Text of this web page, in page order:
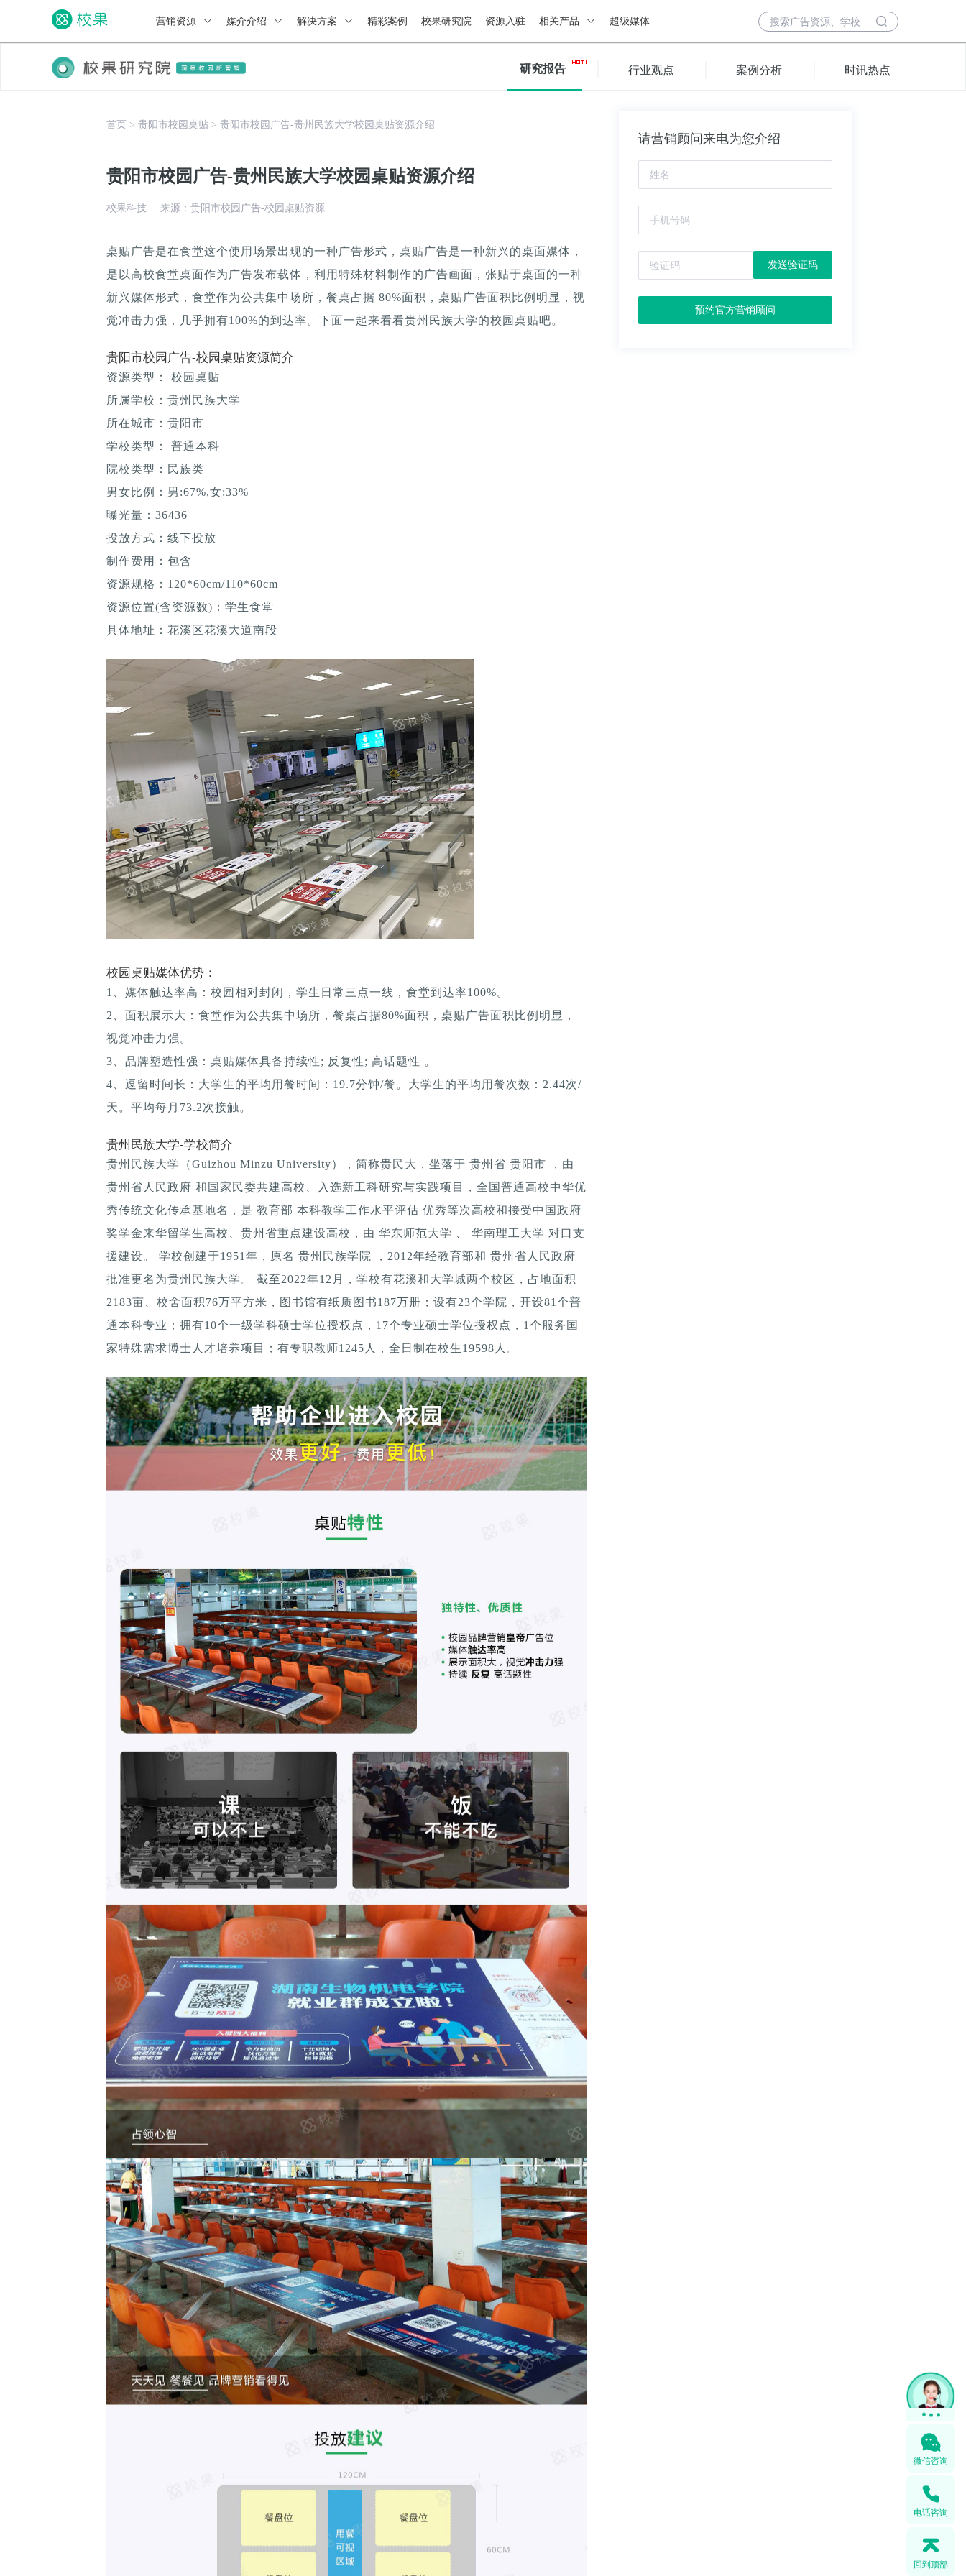
营销资源 媒介介绍 解决方案 精彩案例 校果研究院 资源入驻 相关产品 超级媒体
研究报告 行业观点 案例分析 时讯热点
首页 > 贵阳市校园桌贴 > 贵阳市校园广告-贵州民族大学校园桌贴资源介绍
贵阳市校园广告-贵州民族大学校园桌贴资源介绍
校果科技 来源：贵阳市校园广告-校园桌贴资源
桌贴广告是在食堂这个使用场景出现的一种广告形式，桌贴广告是一种新兴的桌面媒体，
是以高校食堂桌面作为广告发布载体，利用特殊材料制作的广告画面，张贴于桌面的一种
新兴媒体形式，食堂作为公共集中场所，餐桌占据 80%面积，桌贴广告面积比例明显，视
觉冲击力强，几乎拥有100%的到达率。下面一起来看看贵州民族大学的校园桌贴吧。
贵阳市校园广告-校园桌贴资源简介
资源类型： 校园桌贴
所属学校：贵州民族大学
所在城市：贵阳市
学校类型： 普通本科
院校类型：民族类
男女比例：男:67%,女:33%
曝光量：36436
投放方式：线下投放
制作费用：包含
资源规格：120*60cm/110*60cm
资源位置(含资源数)：学生食堂
具体地址：花溪区花溪大道南段
校园桌贴媒体优势：
1、媒体触达率高：校园相对封闭，学生日常三点一线，食堂到达率100%。
2、面积展示大：食堂作为公共集中场所，餐桌占据80%面积，桌贴广告面积比例明显，
视觉冲击力强。
3、品牌塑造性强：桌贴媒体具备持续性; 反复性; 高话题性 。
4、逗留时间长：大学生的平均用餐时间：19.7分钟/餐。大学生的平均用餐次数：2.44次/
天。平均每月73.2次接触。
贵州民族大学-学校简介
贵州民族大学（Guizhou Minzu University），简称贵民大，坐落于 贵州省 贵阳市 ，由
贵州省人民政府 和国家民委共建高校、入选新工科研究与实践项目，全国普通高校中华优
秀传统文化传承基地名，是 教育部 本科教学工作水平评估 优秀等次高校和接受中国政府
奖学金来华留学生高校、贵州省重点建设高校，由 华东师范大学 、 华南理工大学 对口支
援建设。 学校创建于1951年，原名 贵州民族学院 ，2012年经教育部和 贵州省人民政府
批准更名为贵州民族大学。 截至2022年12月，学校有花溪和大学城两个校区，占地面积
2183亩、校舍面积76万平方米，图书馆有纸质图书187万册；设有23个学院，开设81个普
通本科专业；拥有10个一级学科硕士学位授权点，17个专业硕士学位授权点，1个服务国
家特殊需求博士人才培养项目；有专职教师1245人，全日制在校生19598人。
请营销顾问来电为您介绍
发送验证码
预约官方营销顾问
微信咨询
电话咨询
回到顶部